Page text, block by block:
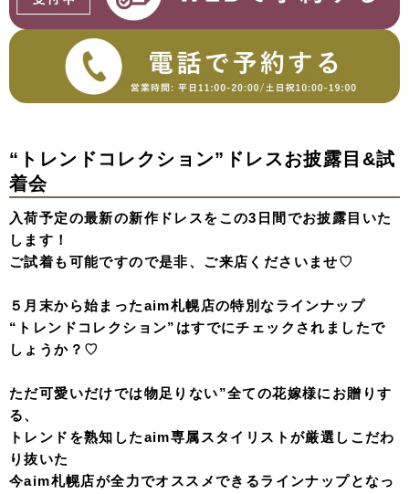
“トレンドコレクション”ドレスお披露目&試
着会
入荷予定の最新の新作ドレスをこの3日間でお披露目いた
します！
ご試着も可能ですので是非、ご来店くださいませ♡
５月末から始まったaim札幌店の特別なラインナップ
“トレンドコレクション”はすでにチェックされましたで
しょうか？♡
ただ可愛いだけでは物足りない”全ての花嫁様にお贈りす
る、
トレンドを熟知したaim専属スタイリストが厳選しこだわ
り抜いた
今aim札幌店が全力でオススメできるラインナップとなっ